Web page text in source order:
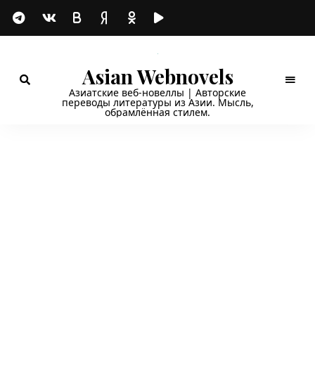
Asian Webnovels
Азиатские веб-новеллы | Авторские
переводы литературы из Азии. Мысль,
обрамлённая стилем.